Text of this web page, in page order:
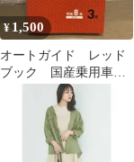
¥ 1,500
オートガイド レッド
ブック 国産乗用車